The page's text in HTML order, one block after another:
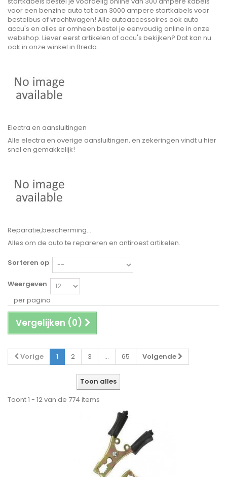
voor een benzine auto tot aan 3000 ampere startkabels voor
bestelbus of vrachtwagen! Alle autoaccessoires ook auto
accu's en alles er omheen bestel je eenvoudig online in onze
webshop. Liever eerst artikelen of accu's bekijken? Dat kan nu
ook in onze winkel in Breda.
Electra en aansluitingen
Alle electra en overige aansluitingen, en zekeringen vindt u hier
snel en gemakkelijk!
Reparatie,bescherming...
Alles om de auto te repareren en antiroest artikelen.
Sorteren op
Weergeven
per pagina
Vergelijken (0)
Vorige 1 2 3 ... 65 Volgende
Toon alles
Toont 1 - 12 van de 774 items